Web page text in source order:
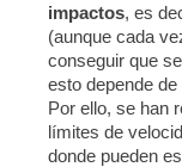
impactos, es
(aunque cada
conseguir que
esto depende
Por ello, se han
límites de
donde pueden